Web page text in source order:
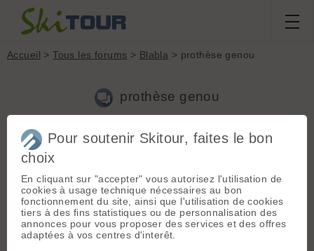
Accueil >Tous les forums > Blabla > prothèse genou
prothèse genou
G
gibs[ 3posts] - Le 29/11/2016 19:10
Bonjour, âgée de 66 ans avec rupture de LCA depuis de
nombreuses années, plus de ménisques (ou très peu!) et
donc arthrose stade 4...
Pour soutenir Skitour, faites le bon
choix
En cliquant sur "accepter" vous autorisez l'utilisation de
cookies à usage technique nécessaires au bon
fonctionnement du site, ainsi que l'utilisation de cookies
tiers à des fins statistiques ou de personnalisation des
annonces pour vous proposer des services et des offres
adaptées à vos centres d'interêt.